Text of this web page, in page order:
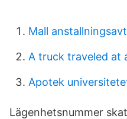
Mall
A truck traveled at
Apotek
Lägenhetsnummer